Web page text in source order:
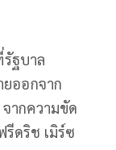
ฐบาล
ออกจาก
ากความขัด
ดริช เมิร์ซ